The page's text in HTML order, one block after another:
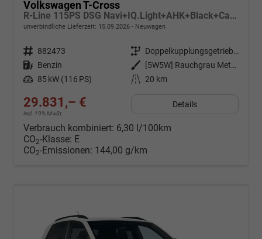
Volkswagen T-Cross
R-Line 115PS DSG Navi+IQ.Light+AHK+Black+Cam+Keyless+Side+Climatronic+Parklenk
unverbindliche Lieferzeit: 15.09.2026 Neuwagen
Fahrzeugnr. 882473 Getriebe
Doppelkupplungsgetriebe (DSG)
Kraftstoff Benzin Außenfarbe
[5W5W] Rauchgrau Metallic
Leistung 85 kW (116 PS) Kilometerstand 20 km
29.831,– €
incl. 19% MwSt.
Details
Verbrauch kombiniert: 6,30 l/100km
CO2-Klasse: E
CO2-Emissionen: 144,00 g/km